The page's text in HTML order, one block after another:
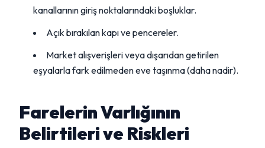
kanallarının giriş noktalarındaki boşluklar.
Açık bırakılan kapı ve pencereler.
Market alışverişleri veya dışarıdan getirilen
eşyalarla fark edilmeden eve taşınma (daha nadir).
Farelerin Varlığının
Belirtileri ve Riskleri